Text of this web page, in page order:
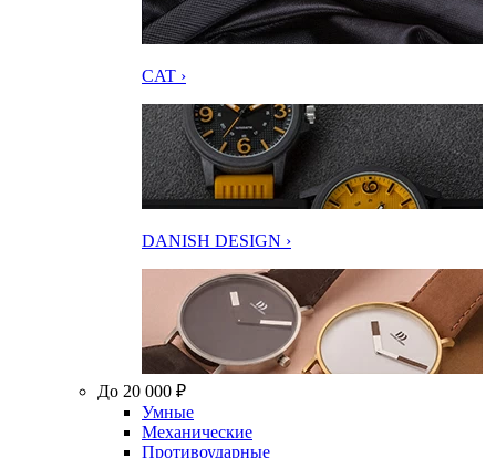
CAT ›
DANISH DESIGN ›
До 20 000 ₽
Умные
Механические
Противоударные